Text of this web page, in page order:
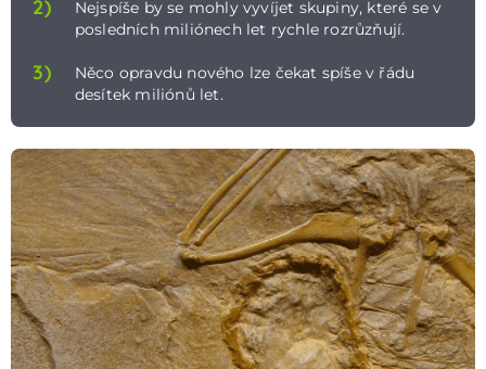
2)
Nejspíše by se mohly vyvíjet skupiny, které se v
posledních miliónech let rychle rozrůzňují.
3)
Něco opravdu nového lze čekat spíše v řádu
desítek miliónů let.